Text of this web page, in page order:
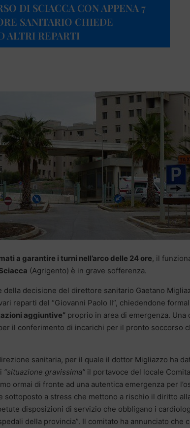
DI SCIACCA CON APPENA 7
SANITARIO CHIEDE
ALTRI REPARTI
a garantire i turni nell’arco delle 24 ore, il
(Agrigento) è in grave sofferenza.
della decisione del direttore sanitario Gaetano
reparti del “Giovanni Paolo II”, chiedendone
aggiuntive” proprio in area di emergenza.
il conferimento di incarichi per il pronto soccorso
sanitaria, per il quale il dottor Migliazzo ha
“situazione gravissima” il portavoce del locale
ormai di fronte ad una autentica emergenza per
sottoposto a stress che mettono a rischio il diritto
disposizioni di servizio che obbligano i
della provincia”. Il comitato ha annunciato che